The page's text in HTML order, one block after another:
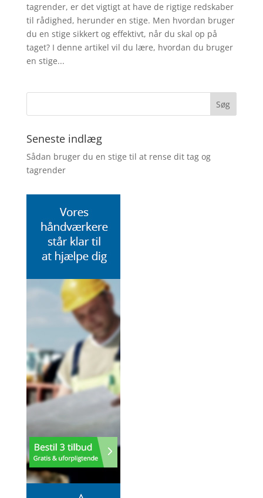
tagrender, er det vigtigt at have de rigtige redskaber
til rådighed, herunder en stige. Men hvordan bruger
du en stige sikkert og effektivt, når du skal op på
taget? I denne artikel vil du lære, hvordan du bruger
en stige...
Seneste indlæg
Sådan bruger du en stige til at rense dit tag og
tagrender